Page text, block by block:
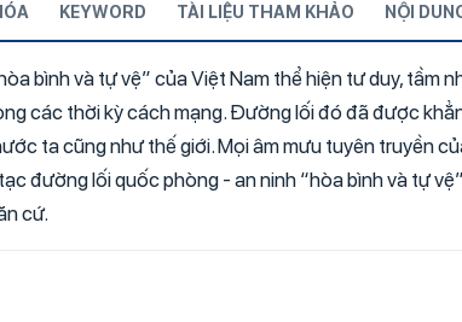
KEYWORD TÀI LIỆU THAM KHẢO NỘI
bình và tự vệ” của Việt Nam thể hiện tư duy, tầm
các thời kỳ cách mạng. Đường lối đó đã được
ta cũng như thế giới. Mọi âm mưu tuyên truyền
đường lối quốc phòng - an ninh “hòa bình và tự
cứ.